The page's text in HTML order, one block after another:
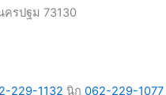
ครปฐม 73130
229-1132 นิก 062-229-1077